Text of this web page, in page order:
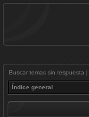
Buscar temas sin respuesta |
Índice general